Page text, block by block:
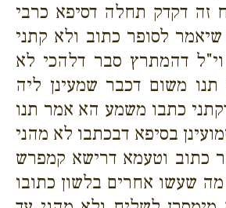
זה דקדק תחלה דסיפא כרבי
שיאמר לסופר כתוב ולא קתני
דהמתרץ סבר דלהכי לא
משום דכבר שמעינן ליה
כתבו משמע הא אמר תנו
בסיפא דבכתבו לא מהני
כתוב וטעמא דרישא קמפרש
שעשו אחרים בלשון כתובו